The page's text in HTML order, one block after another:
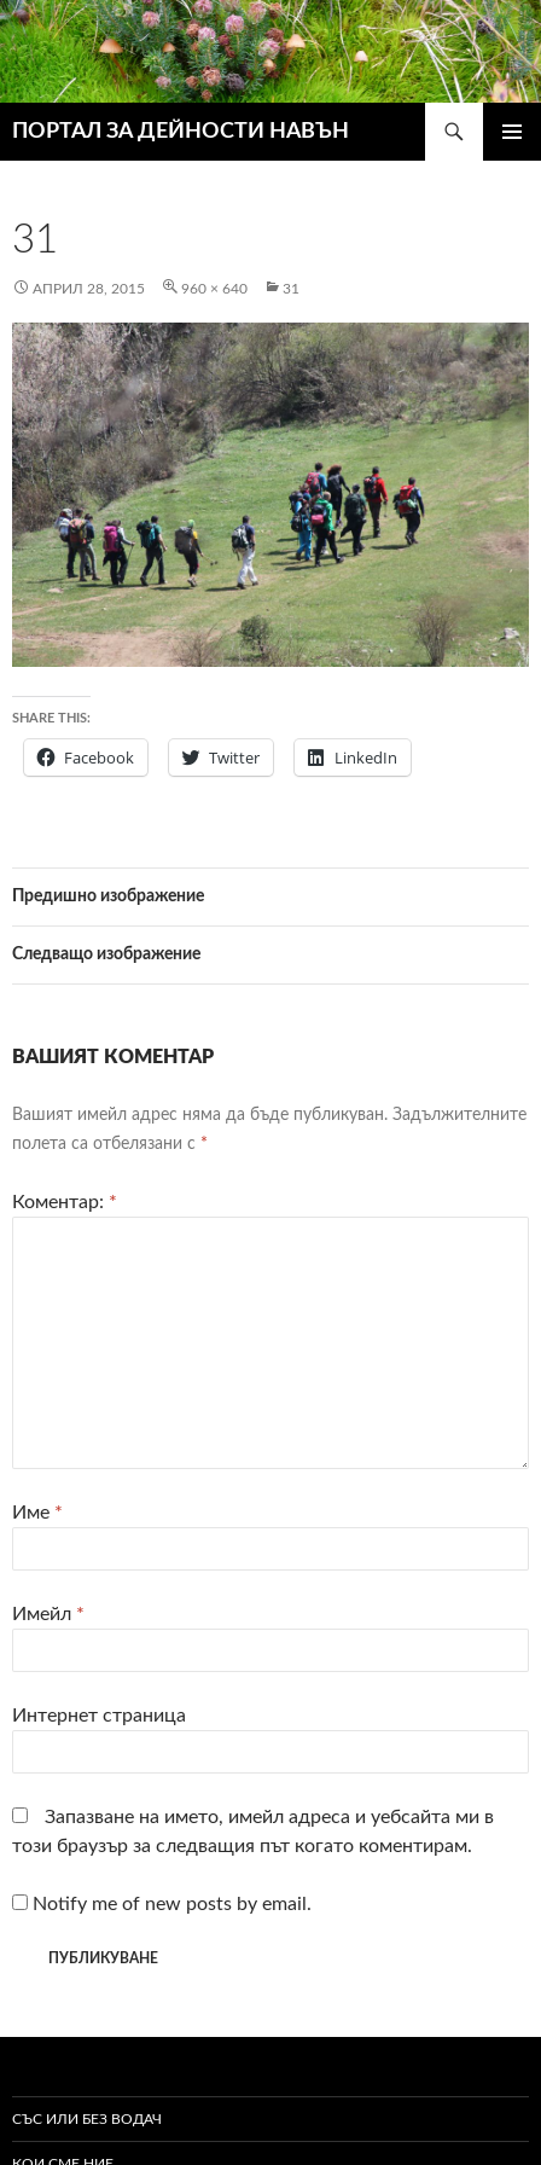
ПОРТАЛ ЗА ДЕЙНОСТИ НАВЪН
31
АПРИЛ 28, 2015 960 × 640 31
SHARE THIS:
Facebook Twitter LinkedIn
Предишно изображение
Следващо изображение
ВАШИЯТ КОМЕНТАР
Вашият имейл адрес няма да бъде публикуван. Задължителните
полета са отбелязани с *
Коментар: *
Име *
Имейл *
Интернет страница
Запазване на името, имейл адреса и уебсайта ми в
този браузър за следващия път когато коментирам.
Notify me of new posts by email.
СЪС ИЛИ БЕЗ ВОДАЧ